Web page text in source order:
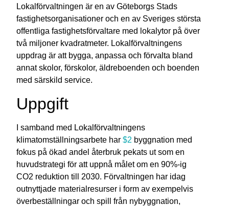
Lokalförvaltningen är en av Göteborgs Stads
fastighetsorganisationer och en av Sveriges största
offentliga fastighetsförvaltare med lokalytor på över
två miljoner kvadratmeter. Lokalförvaltningens
uppdrag är att bygga, anpassa och förvalta bland
annat skolor, förskolor, äldreboenden och boenden
med särskild service.
Uppgift
I samband med Lokalförvaltningens
klimatomställningsarbete har$2 byggnation med
fokus på ökad andel återbruk pekats ut som en
huvudstrategi för att uppnå målet om en 90%-ig
CO2 reduktion till 2030. Förvaltningen har idag
outnyttjade materialresurser i form av exempelvis
överbeställningar och spill från nybyggnation,